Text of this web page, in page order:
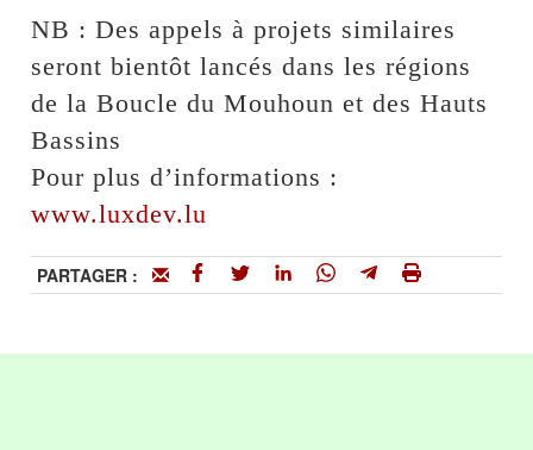
NB : Des appels à projets similaires
seront bientôt lancés dans les régions
de la Boucle du Mouhoun et des Hauts
Bassins
Pour plus d’informations :
www.luxdev.lu
PARTAGER :